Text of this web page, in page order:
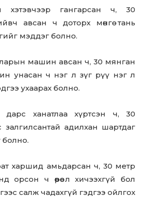
хэтэвчээр гангарсан ч, 30
авсан ч доторх мөнгө тань
мэддэг болно.
машин авсан ч, 30 мянган
унасан ч нэг л зүг рүү нэг л
ухаарах болно.
ханатлаа хүртсэн ч, 30
адилхан шартдаг
болно.
харшид амьдарсан ч, 30 метр
орсон ч өөрөө л хичээхгүй бол
салж чадахгүй гэдгээ ойлгох